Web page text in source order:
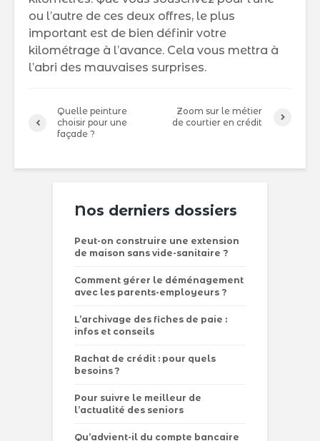
ou l’autre de ces deux offres, le plus
important est de bien définir votre
kilométrage à l’avance. Cela vous mettra à
l’abri des mauvaises surprises.
Quelle peinture
choisir pour une
façade ?
Zoom sur le métier
de courtier en crédit
Nos derniers dossiers
Peut-on construire une extension
de maison sans vide-sanitaire ?
Comment gérer le déménagement
avec les parents-employeurs ?
L’archivage des fiches de paie :
infos et conseils
Rachat de crédit : pour quels
besoins ?
Pour suivre le meilleur de
l’actualité des seniors
Qu’advient-il du compte bancaire